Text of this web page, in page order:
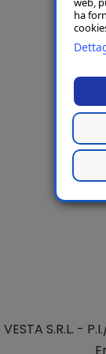
VESTA S.R.L. -
ha